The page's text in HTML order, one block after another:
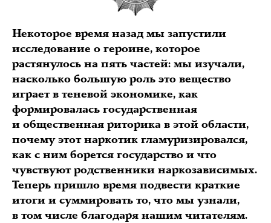
Некоторое время назад мы запустили
исследование о героине, которое
растянулось на пять частей: мы изучали,
насколько большую роль это вещество
играет в теневой экономике, как
формировалась государственная
и общественная риторика в этой области,
почему этот наркотик гламуризировался,
как с ним борется государство и что
чувствуют родственники наркозависимых.
Теперь пришло время подвести краткие
итоги и суммировать то, что мы узнали,
в том числе благодаря нашим читателям.